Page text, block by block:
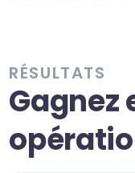
RÉSULTATS
Gagnez